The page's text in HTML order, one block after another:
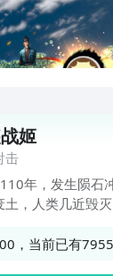
姬
击
年，发生陨石
土，人类几近毁
发展出一种机动装
，当前已有